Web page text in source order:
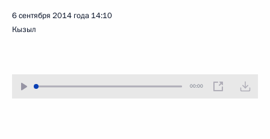
6 сентября 2014 года 14:10
Кызыл
00:00